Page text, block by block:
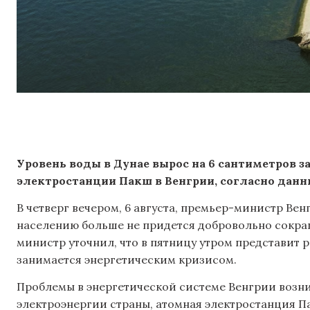
Уровень воды в Дунае вырос на 6 сантиметров
электростанции Пакш в Венгрии, согласно
В четверг вечером, 6 августа, премьер-министр
населению больше не придется добровольно
министр уточнил, что в пятницу утром представит
занимается энергетическим кризисом.
Проблемы в энергетической системе Венгрии
электроэнергии страны, атомная электростанция